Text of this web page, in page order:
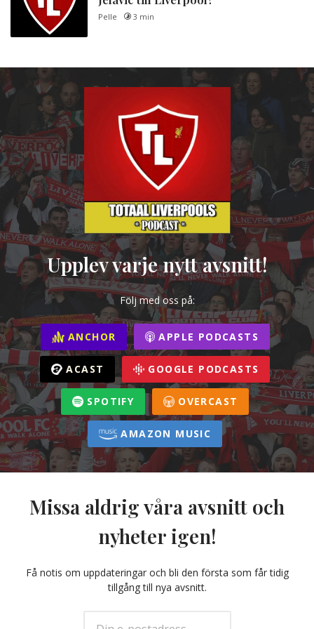
Pelle 3 min
Upplev varje nytt avsnitt!
Följ med oss på:
ANCHOR APPLE PODCASTS
ACAST GOOGLE PODCASTS
SPOTIFY OVERCAST
AMAZON MUSIC
Missa aldrig våra avsnitt och
nyheter igen!
Få notis om uppdateringar och bli den första som får tidig
tillgång till nya avsnitt.